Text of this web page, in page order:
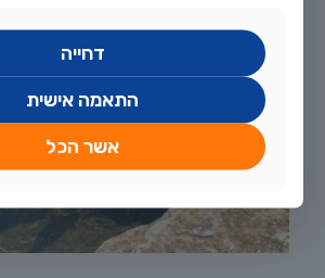
דחייה
התאמה אישית
אשר הכל